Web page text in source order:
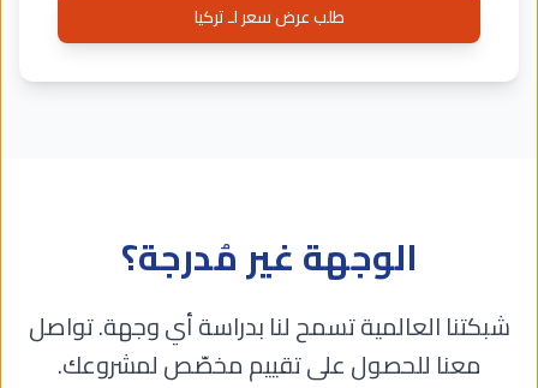
طلب عرض سعر لـ تركيا
الوجهة غير مُدرجة؟
شبكتنا العالمية تسمح لنا بدراسة أي وجهة. تواصل
معنا للحصول على تقييم مخصّص لمشروعك.